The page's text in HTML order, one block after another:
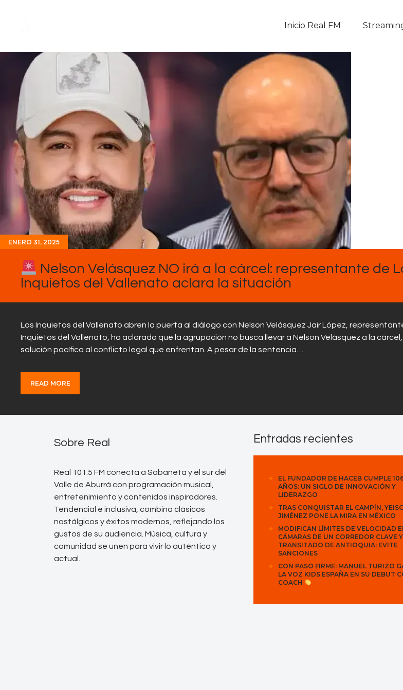
Inicio Real FM
En Vivo
Descarga La APP
Programas
Noticias
Equipo
Sobre Nosotros
Contactos
ENERO 31, 2025
Nelson Velásquez NO irá a la cárcel: representante de
Inquietos del Vallenato aclara la situación
Los Inquietos del Vallenato abren la puerta al diálogo con Nelson Velásquez Jair López,
Inquietos del Vallenato, ha aclarado que la agrupación no busca llevar a Nelson Velásquez a la
solución pacífica al conflicto legal que enfrentan. A pesar de la sentencia…
READ MORE
Sobre Real
Real 101.5 FM conecta a Sabaneta y el sur del
Valle de Aburrá con programación musical,
entretenimiento y contenidos inspiradores.
Tendencial e inclusiva, combina clásicos
nostálgicos y éxitos modernos, reflejando los
gustos de su audiencia. Música, cultura y
comunidad se unen para vivir lo auténtico y
actual.
Entradas recientes
EL FUNDADOR DE HACEB CUMPLE
AÑOS: UN SIGLO DE INNOVACIÓN Y
LIDERAZGO
TRAS CONQUISTAR EL CAMPÍN,
JIMÉNEZ PONE LA MIRA EN MÉXICO
MODIFICAN LÍMITES DE VELOCIDAD
CÁMARAS DE UN CORREDOR CLAVE
TRANSITADO DE ANTIOQUIA: EVITE
SANCIONES
CON PASO FIRME: MANUEL TURIZO
LA VOZ KIDS ESPAÑA EN SU DEBUT
COACH